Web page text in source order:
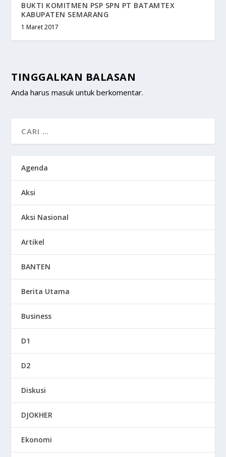
BUKTI KOMITMEN PSP SPN PT BATAMTEX
KABUPATEN SEMARANG
1 Maret 2017
TINGGALKAN BALASAN
Anda harusmasuk untuk berkomentar.
Agenda
Aksi
Aksi Nasional
Artikel
BANTEN
Berita Utama
Business
D1
D2
Diskusi
DJOKHER
Ekonomi